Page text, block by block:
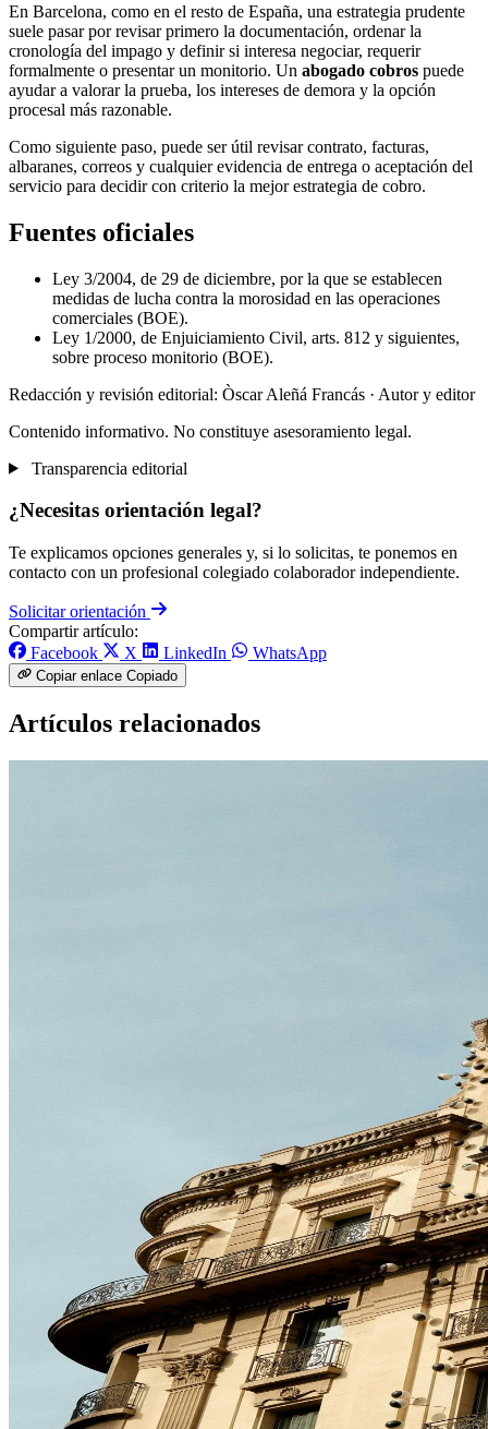
En Barcelona, como en el resto de España, una estrategia prudente
suele pasar por revisar primero la documentación, ordenar la
cronología del impago y definir si interesa negociar, requerir
formalmente o presentar un monitorio. Un abogado cobros puede
ayudar a valorar la prueba, los intereses de demora y la opción
procesal más razonable.
Como siguiente paso, puede ser útil revisar contrato, facturas,
albaranes, correos y cualquier evidencia de entrega o aceptación del
servicio para decidir con criterio la mejor estrategia de cobro.
Fuentes oficiales
Ley 3/2004, de 29 de diciembre, por la que se establecen
medidas de lucha contra la morosidad en las operaciones
comerciales (BOE).
Ley 1/2000, de Enjuiciamiento Civil, arts. 812 y siguientes,
sobre proceso monitorio (BOE).
Redacción y revisión editorial: Òscar Aleñá Francás · Autor y editor
Contenido informativo. No constituye asesoramiento legal.
Transparencia editorial
¿Necesitas orientación legal?
Te explicamos opciones generales y, si lo solicitas, te ponemos en
contacto con un profesional colegiado colaborador independiente.
Solicitar orientación
Compartir artículo:
Facebook
X LinkedIn WhatsApp
Copiar enlace Copiado
Artículos relacionados